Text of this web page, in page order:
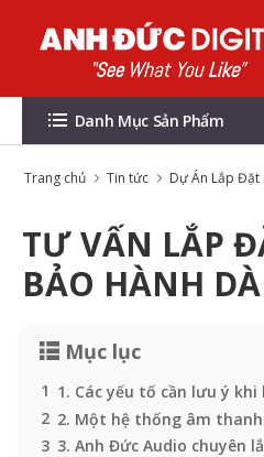
Danh Mục Sản Phẩm
Trang chủ Tin tức Dự Án Lắp Đặt
TƯ VẤN LẮP
BẢO HÀNH
Mục lục
1 1. Các yếu tố cần lưu ý
2 2. Một hệ thống âm
3 3. Anh Đức Audio chuyên